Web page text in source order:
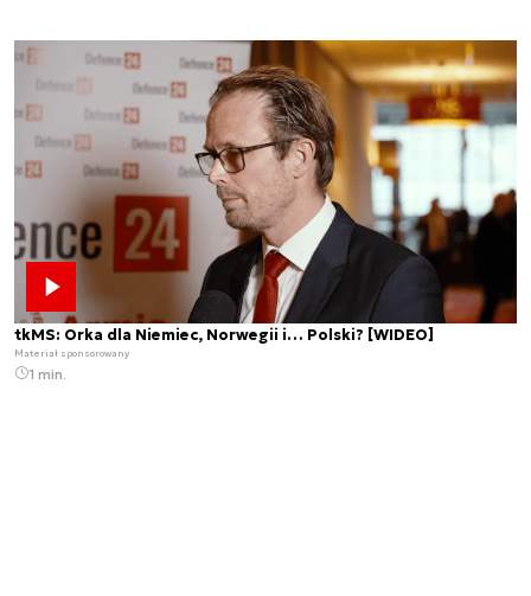
tkMS: Orka dla Niemiec, Norwegii i… Polski? [WIDEO]
Materiał sponsorowany
1 min.